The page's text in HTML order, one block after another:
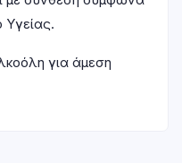
Υγείας.
για άμεση